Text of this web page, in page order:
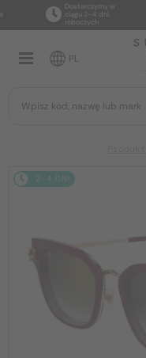
Dostarczymy w
ciągu 2–4 dni
roboczych
PL
2-4 DNI